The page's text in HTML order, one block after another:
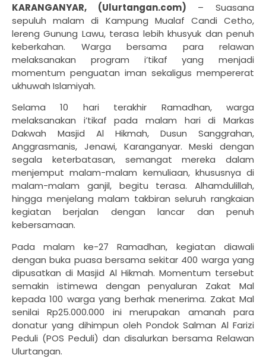
KARANGANYAR, (Ulurtangan.com) – Suasana
sepuluh malam di Kampung Mualaf Candi Cetho,
lereng Gunung Lawu, terasa lebih khusyuk dan penuh
keberkahan. Warga bersama para relawan
melaksanakan program i’tikaf yang menjadi
momentum penguatan iman sekaligus mempererat
ukhuwah Islamiyah.
Selama 10 hari terakhir Ramadhan, warga
melaksanakan i’tikaf pada malam hari di Markas
Dakwah Masjid Al Hikmah, Dusun Sanggrahan,
Anggrasmanis, Jenawi, Karanganyar. Meski dengan
segala keterbatasan, semangat mereka dalam
menjemput malam-malam kemuliaan, khususnya di
malam-malam ganjil, begitu terasa. Alhamdulillah,
hingga menjelang malam takbiran seluruh rangkaian
kegiatan berjalan dengan lancar dan penuh
kebersamaan.
Pada malam ke-27 Ramadhan, kegiatan diawali
dengan buka puasa bersama sekitar 400 warga yang
dipusatkan di Masjid Al Hikmah. Momentum tersebut
semakin istimewa dengan penyaluran Zakat Mal
kepada 100 warga yang berhak menerima. Zakat Mal
senilai Rp25.000.000 ini merupakan amanah para
donatur yang dihimpun oleh Pondok Salman Al Farizi
Peduli (POS Peduli) dan disalurkan bersama Relawan
Ulurtangan.